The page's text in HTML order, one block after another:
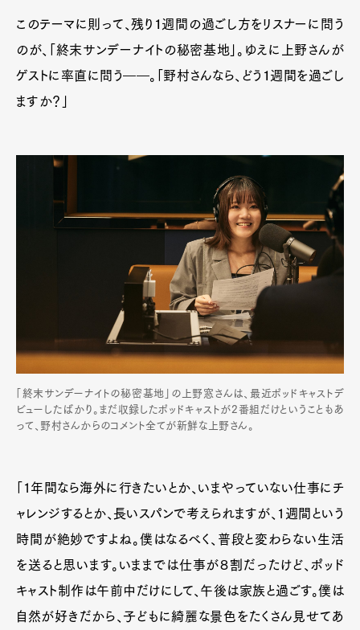
GourmetCars
ProductCulture Lifestyle
このテーマに則って、残り１週間の過ごし方をリスナーに問う
のが、「終末サンデーナイトの秘密基地」。ゆえに上野さんが
ゲストに率直に問う――。「野村さんなら、どう１週間を過ごし
ますか？」
「終末サンデーナイトの秘密基地」の上野窓さんは、最近ポッドキャストデ
ビューしたばかり。まだ収録したポッドキャストが2番組だけということもあ
って、野村さんからのコメント全てが新鮮な上野さん。
「1年間なら海外に行きたいとか、いまやっていない仕事にチ
ャレンジするとか、長いスパンで考えられますが、1週間という
時間が絶妙ですよね。僕はなるべく、普段と変わらない生活
を送ると思います。いままでは仕事が８割だったけど、ポッド
キャスト制作は午前中だけにして、午後は家族と過ごす。僕は
自然が好きだから、子どもに綺麗な景色をたくさん見せてあ